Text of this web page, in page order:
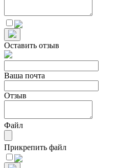
Оставить отзыв
Ваша почта
Отзыв
Файл
Прикрепить файл